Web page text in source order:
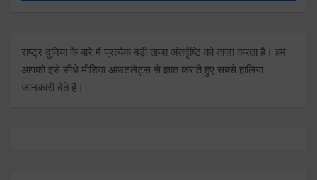
राष्ट्र दुनिया के बारे में प्रत्येक बड़ी ताजा अंतर्दृष्टि को ताज़ा करता है। हम
आपको इसे सीधे मीडिया आउटलेट्स से ज्ञात कराते हुए सबसे हालिया
जानकारी देते हैं।